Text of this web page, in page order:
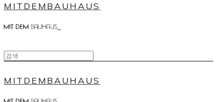
MITDEMBAUHAUS
MITDEMBAUHAUS